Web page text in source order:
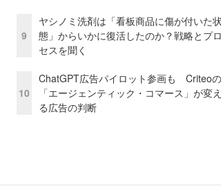
9
ヤシノミ洗剤は「看板商品に傷が付いた状
態」からいかに復活したのか？戦略とプロ
セスを聞く
10
ChatGPT広告パイロット参画も Criteoの
「エージェンティック・コマース」が変え
る広告の判断